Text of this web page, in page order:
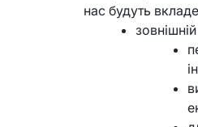
нас будуть